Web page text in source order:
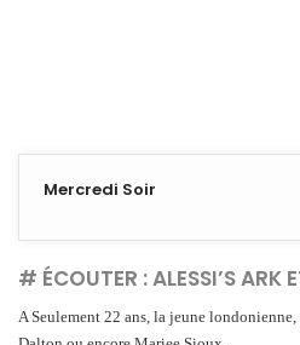
Mercredi Soir
# ÉCOUTER : ALESSI’S ARK
A Seulement 22 ans, la jeune londonienne,